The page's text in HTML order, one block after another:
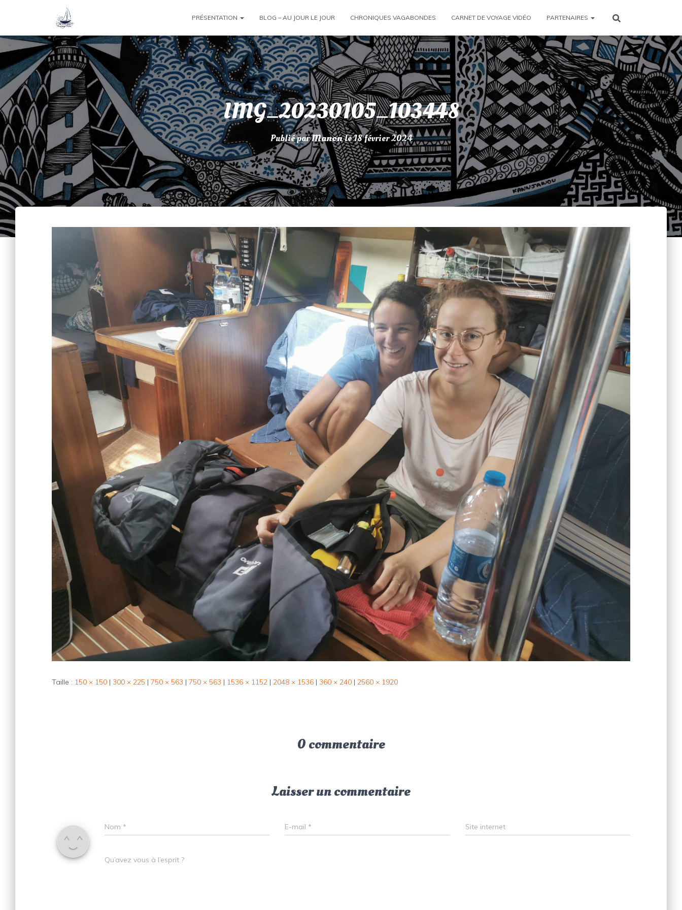
PRÉSENTATION BLOG – AU JOUR LE JOUR CHRONIQUES VAGABONDES CARNET DE VOYAGE VIDÉO PARTENAIRES
IMG_20230105_103448
Publié parManonle18 février 2024
Taille : 150 × 150 | 300 × 225 | 750 × 563 | 750 × 563 | 1536 × 1152 | 2048 × 1536 | 360 × 240 | 2560 × 1920
0 commentaire
Laisser un commentaire
Nom * E-mail * Site internet
Qu’avez vous à l’esprit ?